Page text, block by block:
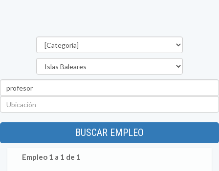
BUSCAR EMPLEO
Empleo 1 a 1 de 1